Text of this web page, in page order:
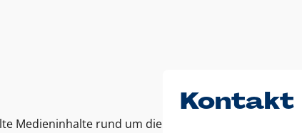
Medieninhalte rund um die
Kontakt